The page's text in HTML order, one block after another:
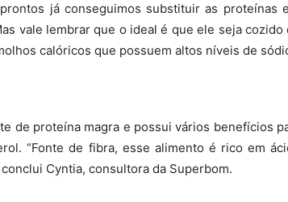
já conseguimos substituir as proteínas
vale lembrar que o ideal é que ele seja
calóricos que possuem altos níveis de
de proteína magra e possui vários benefícios
“Fonte de fibra, esse alimento é rico em
conclui Cyntia, consultora da Superbom.